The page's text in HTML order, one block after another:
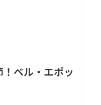
ベル・エポッ